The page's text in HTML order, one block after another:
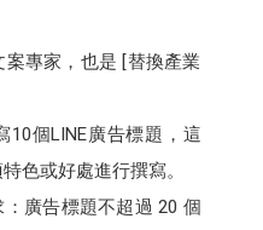
專家，也是 [替換產業
10個LINE廣告標題，這
色或好處進行撰寫。
廣告標題不超過 20 個